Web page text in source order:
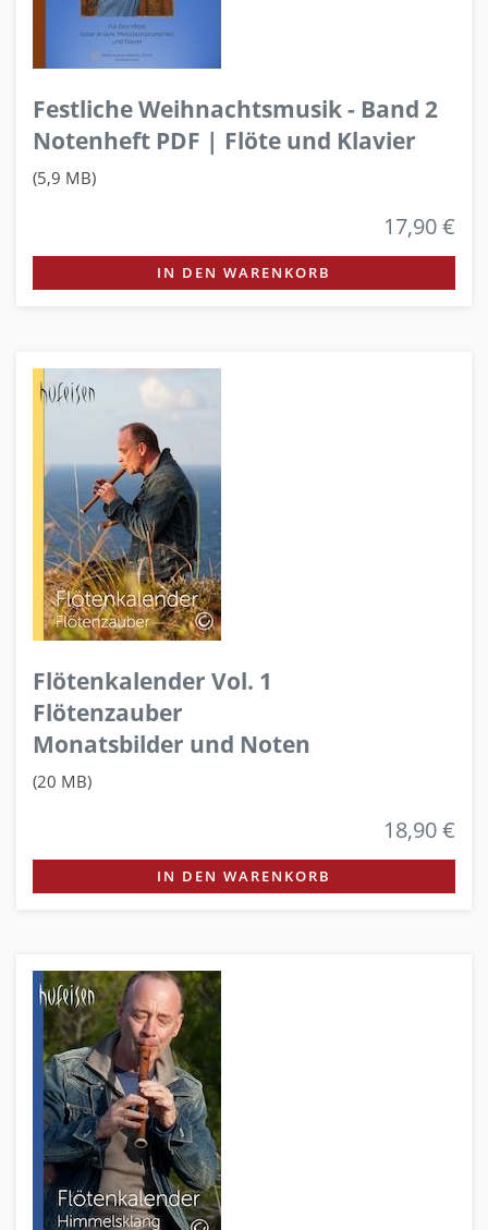
Festliche Weihnachtsmusik - Band 2
Notenheft PDF | Flöte und Klavier
(5,9 MB)
17,90 €
IN DEN WARENKORB
Flötenkalender Vol. 1
Flötenzauber
Monatsbilder und Noten
(20 MB)
18,90 €
IN DEN WARENKORB